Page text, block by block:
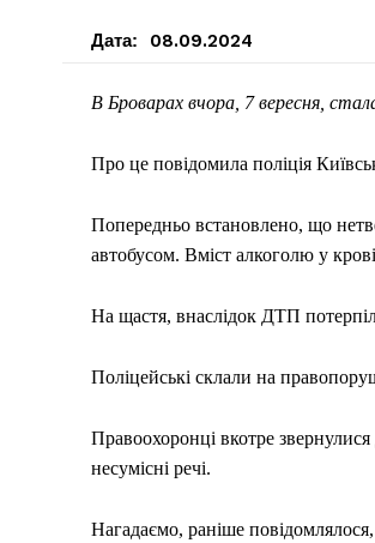
Дата: 08.09.2024
В Броварах вчора, 7 вересня,
Про це повідомила поліція
Попередньо встановлено, що
автобусом. Вміст алкоголю у
На щастя, внаслідок ДТП
Поліцейські склали на
Правоохоронці вкотре
несумісні речі.
Нагадаємо, раніше